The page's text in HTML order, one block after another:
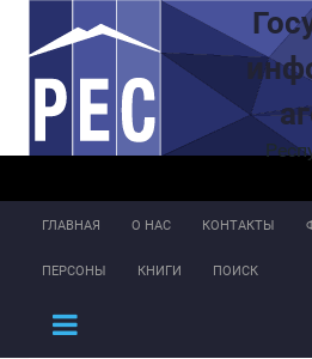
Перейти к основному содержанию
ГЛАВНАЯ О НАС КОНТАКТЫ
ПЕРСОНЫ КНИГИ ПОИСК